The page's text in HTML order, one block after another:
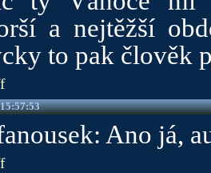
a nejtěžší
to pak člověk
Ano já,